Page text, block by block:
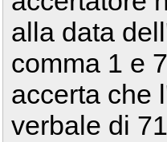
alla data
comma 1 e
accerta che
verbale di